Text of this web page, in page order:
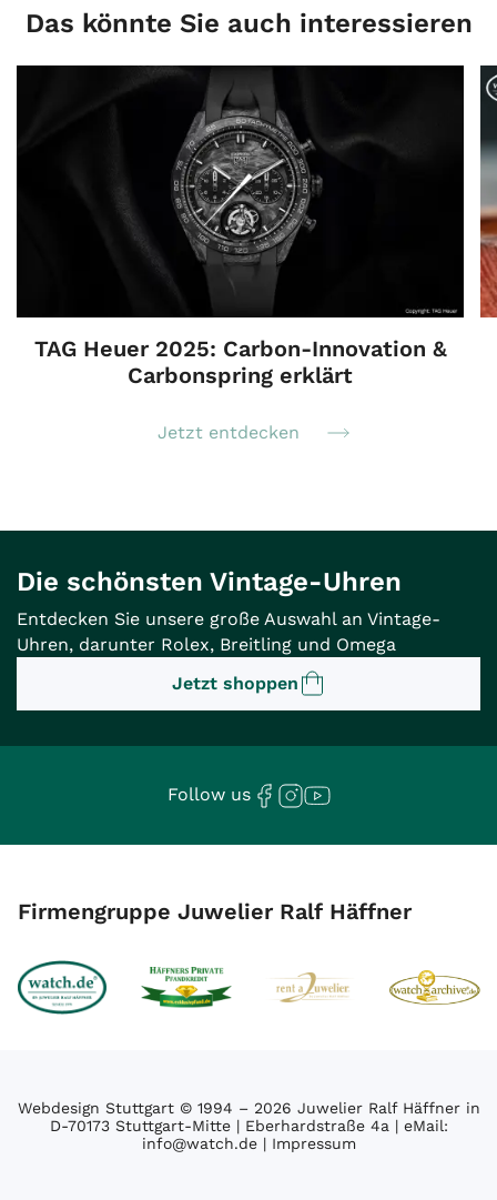
Das könnte Sie auch interessieren
TAG Heuer 2025: Carbon-Innovation &
Carbonspring erklärt
Jetzt entdecken
Die schönsten Vintage-Uhren
Entdecken Sie unsere große Auswahl an Vintage-
Uhren, darunter Rolex, Breitling und Omega
Jetzt shoppen
Follow us
Firmengruppe Juwelier Ralf Häffner
Webdesign Stuttgart© 1994 – 2026 Juwelier Ralf Häffner in
D-70173 Stuttgart-Mitte | Eberhardstraße 4a | eMail:
info@watch.de| Impressum